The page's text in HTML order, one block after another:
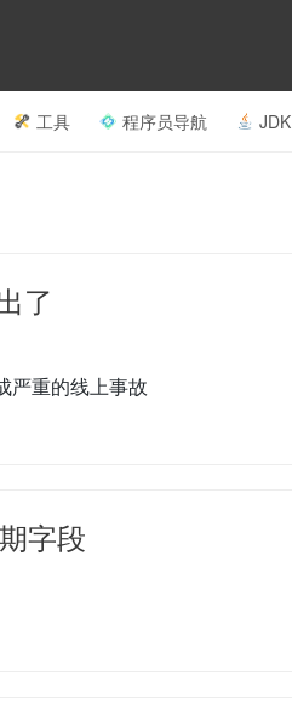
工具 程序员导航 JDK
了
严重的线上事故
字段